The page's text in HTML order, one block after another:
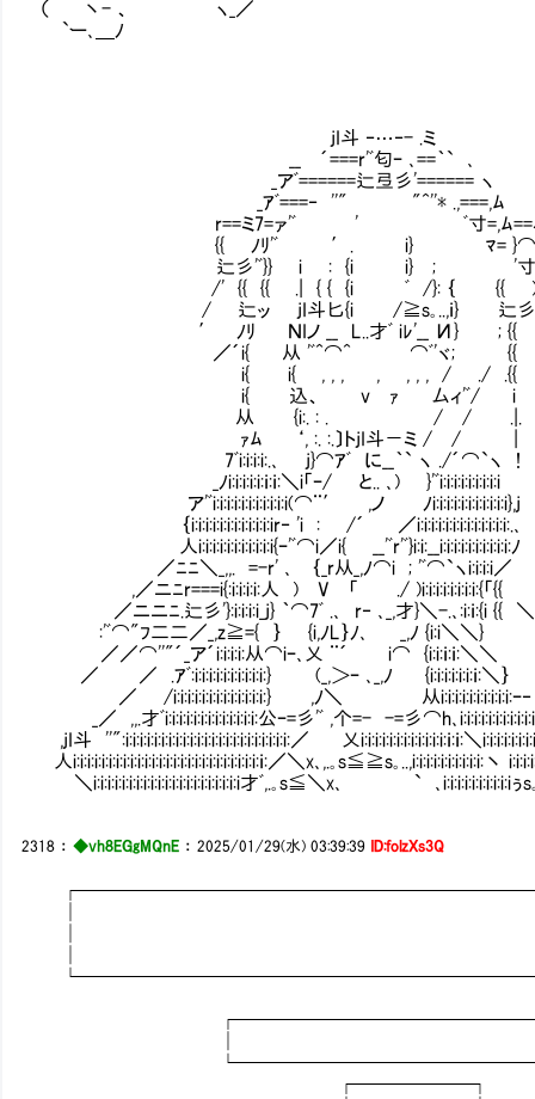
（ 丶- 、 ヽ_／
`ー､＿ﾉ
jI斗 ‐…‐- .ミ
__ ´===r'ﾞ匂ｰ ､==｀` ､
_アﾞ======辷弖彡'====== ヽ
_ｱﾞ===‐ ''" "^''* .,===,ﾑ
r==ミ7=ァ'ﾞ ' ﾞ寸=,ﾑ==ミ
{{ ﾉﾘ'ﾞ ′. i} ﾏ=
辷彡'ﾞ}} i : {i i} ; Ⅶ'寸ﾉﾘ､
/' {{ {{ .| { { {i ﾞ /}: ｛ {{ ))ﾞ
/ 辷ッ jI斗匕{i /≧s｡..,ｉ} 辷彡ヾ,
′ ﾉﾘ ＮIノ __ L..才ﾞ iﾚ'__ И} ;
／´i{ 从 'ﾞ^⌒^ ⌒ﾞ'ヾ; {{
i{ i{ , , , , , , , / ./ .{{ ﾉﾞ
i{ 込、 v ｧ 厶ィ'ﾞ/ i
从 {i:. : . / / .|.
ｧﾑ ‘, :. :.〕トjI斗－ミ / / |
7ﾞi:i:i:i:.､ j}⌒ｱﾞ に__｀` ヽ ./´⌒`ヽ !
_ﾉi:i:i:i:i:ｉ:ｉ:＼i「ｰ/ と.. ､) }'ﾞi:i:i:i:i:i:i:i:iⅧ
ア'ﾞi:i:i:i:i:i:i:i:i:i:i(⌒¨′ ,ノ ﾉi:i:i:i:i:i:i:i:i:i:i},j
｛i:i:i:i:i:i:i:i:i:i:i:ir‐ 'i : /´ ／i:i:i:i:i:i:i:i:i:i:i:i:i:.､
人i:i:i:i:i:i:i:i:i:i:i{ｰ'ﾞ⌒i／i{ __'ﾞr'ﾞ}i:i:__i:i:i:i:i:i:i:i:i:i:ﾉ
／ﾆﾆ＼_,,. =-r' ､ ｛_r从_,ﾉ⌒i ; 'ﾞ⌒`ヽi:i:i:i／
,／ニﾆr===i{:i:i:i:i:人 ) V 「 ./ )i:i:i:i:i:i:i:i:{「{{
／ニニﾆ.辷彡'}:i:i:i:i_j} ｀⌒7ﾞ .､ r‐ ､_,才}＼-.､:i:ｉ:{i {{ ＼
:'ﾞ⌒"ﾌ二二／_,z≧={ ｝ {i,ﾉL｝ﾉ､ _,ﾉ {i:i＼＼}
／／⌒''"´_ア´i:i:i:i:从⌒iｰ､乂 ¨´ i⌒ {i:i:ｉ:ｉ:＼
／ ／ .ｱﾞ:i:i:i:i:i:i:i:i:i:i:} (_,＞ｰ ､_,ﾉ {i:i:i:i:i:i:ｉ:
／ /i:i:i:i:i:i:i:i:i:i:i:i:i:} ,ﾉ＼ 从i:i:i:i:i:i:i:i:i:i:ｰ‐
_／ ,,.才ﾞi:i:i:i:i:i:i:i:i:i:i:i:i:公ｰ=彡'ﾞ ,个=- -=彡⌒h､
,jI斗 ''":i:i:i:i:i:i:i:i:i:i:i:i:i:i:i:i:i:i:i:i:i:i:i:／ 乂i:i:i:i:i:i:i:i:i:i:i:i:ｉ:ｉ:＼
人i:i:i:i:i:i:i:i:i:i:i:i:i:i:i:i:i:i:i:i:i:i:i:i:i:i:ｉ:／＼x､,.｡s≦≧s｡..,i:i:i:i:i:i:i:i:i:i:丶
＼i:i:i:i:i:i:i:i:i:i:i:i:i:i:i:i:i:i:i:i:i才ﾞ,.｡s≦＼x､ Ⅶ` ､i:i:i:i:i:i:i:i:i:iぅ
2318 ：◆vh8EGgMQnE ：2025/01/29(水) 03:39:39 ID:folzXs3Q
┌──────┐